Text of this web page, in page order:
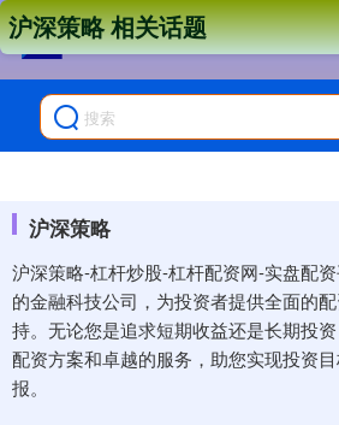
沪深策略
沪深策略-杠杆炒股-杠杆配资网-实盘配
的金融科技公司，为投资者提供全面的
持。无论您是追求短期收益还是长期投
配资方案和卓越的服务，助您实现投资
报。
沪深策略 相关话题